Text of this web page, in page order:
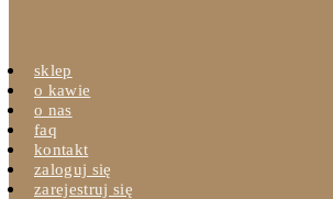
sklep
o kawie
o nas
faq
kontakt
zaloguj się
zarejestruj się